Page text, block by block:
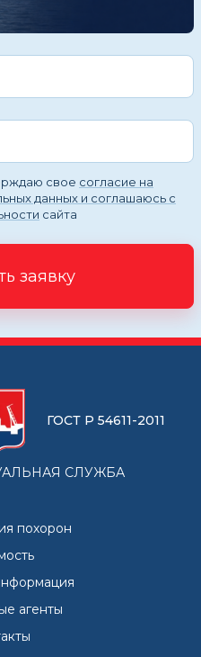
свое согласие на
данных и соглашаюсь с
сайта
заявку
ГОСТ Р 54611-2011
СЛУЖБА
похорон
агенты